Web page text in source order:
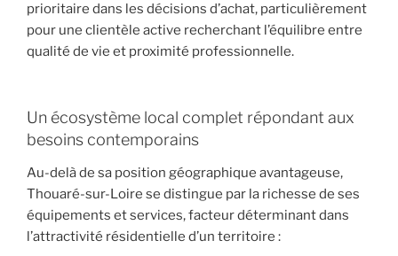
prioritaire dans les décisions d’achat, particulièrement
pour une clientèle active recherchant l’équilibre entre
qualité de vie et proximité professionnelle.
Un écosystème local complet répondant aux
besoins contemporains
Au-delà de sa position géographique avantageuse,
Thouaré-sur-Loire se distingue par la richesse de ses
équipements et services, facteur déterminant dans
l’attractivité résidentielle d’un territoire :